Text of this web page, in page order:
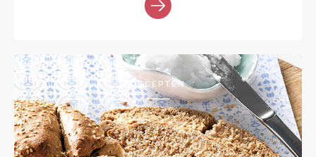
RECEPTEN